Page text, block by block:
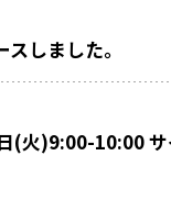
しました。
(火)9:00-10:00